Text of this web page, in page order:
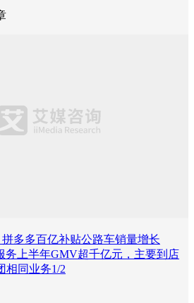
拼多多百亿补贴公路车销量增长
务上半年GMV超千亿元，主要到店
相同业务1/2